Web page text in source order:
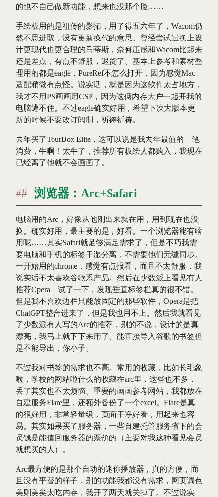
的也不自己做新功能，想来也没那个脸……
手绘板用的是祖传的影拓，用了得五六年了，Wacom仍
然不思进取，没有更新换代的意思。曾经尝试过换上设
计更现代也更合理的马蒂斯，奈何压感和Wacom比起来
还是差点，有点不舒服，退货了。基本上参考和素材整
理用的都是eagle，PureRef不怎么打开，因为感觉Mac
适配稍微有点怪。说实话，就是因为这软件太占地方，
我才不用PS画画用CSP，因为这俩内存大户一起开我的
电脑遭不住。不过eagle确实好用，希望下次大版本更
新的时候不要改订阅制，祈祷祈祷。
去年买了TourBox Elite，这可以说是我去年最值的一笔
消费，牛啊！太牛了，推荐所有板绘人都购入，我现在
已经离了他就不会画画了。
浏览器：Arc+Safari
电脑用的Arc，好像从他刚出来就在用，用到现在也没
换。确实好用，最主要的是，好看。一个浏览器能有啥
用呢……其实Safari就足够满足需求了，但是不巧我需
要电脑和手机的标签干湿分离，不需要他们无缝同步。
一开始用的chrome，感觉有点报看，而且不太舒服，我
说实话不太喜欢谷歌系产品。然后在少数派上看见有人
推荐Opera，试了一下，发现垂直标签栏真的很不错。
但是我不喜欢边栏只能放固定的那些软件，Opera是把
ChatGPT整合进来了，但是我也用不上。然后我就看见
了少数派有人写的Arc的推荐，别的不说，设计的是真
漂亮，我马上就下下来用了。能直接导入谷歌的书签但
是不能导出，你小子。
不过我对书签的需求也不高。常用的收藏，比如长毛象
啦，学校的网站啦什么的收藏在arc里，这些也不多，
丢了其实也不太烦恼。重要的画画参考网站，我都放在
自建服务Flare里，还额外备份了一个excel。Flare是真
的很好用，非常轻量级，页面干净好看，用起来也容
易。其实如果买了服务器，一些自建托管服务省下的会
员钱是能值回服务器的票价的（主要对我这种看见会员
就想买的人）。
Arc最方便的是那个自动的迷你播放器，真的方便，而
且没有平替的样子，别的功能我都没有需求，网页调色
美则美矣太吃内存，我开了两天就关掉了。不过说实